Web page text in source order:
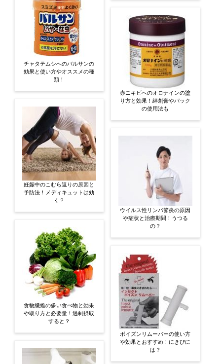
チャタテムシへのバルサンの
効果と使い方やオススメの種
類！
妊娠中のこむら返りの原因と
予防法！メディキュットは効
く？
食物繊維の多い食べ物と効果
や取り方と必要量！過剰摂取
すると？
赤ニキビへのオロナインの塗
り方と効果！絆創膏やパック
の使用法も
ウイルス性リンパ節炎の原因
や症状と治療期間！うつる
の？
ポイズンリムーバーの使い方
や効果とおすすめ！にきびに
は？